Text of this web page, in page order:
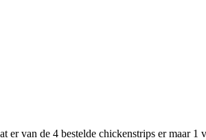
er van de 4 bestelde chickenstrips er maar